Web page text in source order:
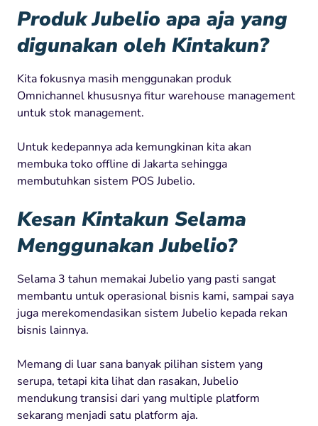
Produk Jubelio apa aja yang
digunakan oleh Kintakun?
Kita fokusnya masih menggunakan produk
Omnichannel khususnya fitur warehouse management
untuk stok management.
Untuk kedepannya ada kemungkinan kita akan
membuka toko offline di Jakarta sehingga
membutuhkan sistem POS Jubelio.
Kesan Kintakun Selama
Menggunakan Jubelio?
Selama 3 tahun memakai Jubelio yang pasti sangat
membantu untuk operasional bisnis kami, sampai saya
juga merekomendasikan sistem Jubelio kepada rekan
bisnis lainnya.
Memang di luar sana banyak pilihan sistem yang
serupa, tetapi kita lihat dan rasakan, Jubelio
mendukung transisi dari yang multiple platform
sekarang menjadi satu platform aja.